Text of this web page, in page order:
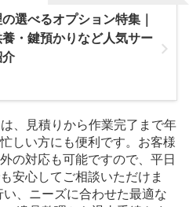
選べるオプション特集｜
・鍵預かりなど人気サー
介
、見積りから作業完了まで年
しい方にも便利です。お客様
の対応も可能ですので、平日
安心してご相談いただけま
、ニーズに合わせた最適な